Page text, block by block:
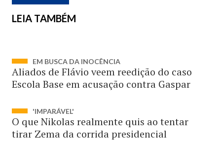
LEIA TAMBÉM
EM BUSCA DA INOCÊNCIA
Aliados de Flávio veem reedição do caso
Escola Base em acusação contra Gaspar
'IMPARÁVEL'
O que Nikolas realmente quis ao tentar
tirar Zema da corrida presidencial